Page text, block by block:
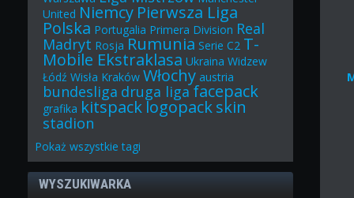
United Niemcy Pierwsza Liga
Polska Portugalia Primera Division Real
Madryt Rosja Rumunia Serie C2 T-
Mobile Ekstraklasa Ukraina Widzew
Łódź Wisła Kraków Włochy austria
bundesliga druga ligafacepack
grafika kitspacklogopackskin
stadion
Pokażwszystkie tagi
WYSZUKIWARKA